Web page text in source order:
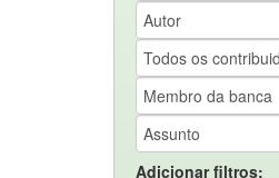
Adicionar filtros: